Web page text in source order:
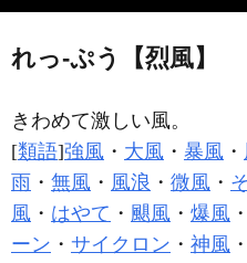
れっ‐ぷう【烈風】
きわめて激しい風。
[類語]強風 ・ 大風 ・ 暴風 ・
雨 ・ 無風 ・ 風浪 ・ 微風 ・
風 ・ はやて ・ 颶風 ・ 爆風 ・
ーン ・ サイクロン ・ 神風 ・